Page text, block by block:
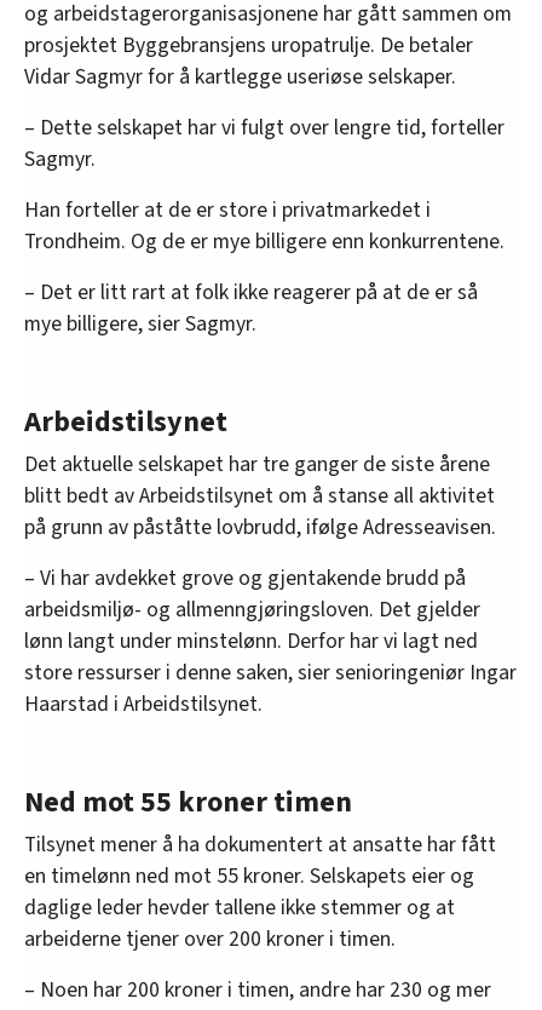
og arbeidstagerorganisasjonene har gått sammen om
prosjektet Byggebransjens uropatrulje. De betaler
Vidar Sagmyr for å kartlegge useriøse selskaper.
– Dette selskapet har vi fulgt over lengre tid, forteller
Sagmyr.
Han forteller at de er store i privatmarkedet i
Trondheim. Og de er mye billigere enn konkurrentene.
– Det er litt rart at folk ikke reagerer på at de er så
mye billigere, sier Sagmyr.
Arbeidstilsynet
Det aktuelle selskapet har tre ganger de siste årene
blitt bedt av Arbeidstilsynet om å stanse all aktivitet
på grunn av påståtte lovbrudd, ifølge Adresseavisen.
– Vi har avdekket grove og gjentakende brudd på
arbeidsmiljø- og allmenngjøringsloven. Det gjelder
lønn langt under minstelønn. Derfor har vi lagt ned
store ressurser i denne saken, sier senioringeniør Ingar
Haarstad i Arbeidstilsynet.
Ned mot 55 kroner timen
Tilsynet mener å ha dokumentert at ansatte har fått
en timelønn ned mot 55 kroner. Selskapets eier og
daglige leder hevder tallene ikke stemmer og at
arbeiderne tjener over 200 kroner i timen.
– Noen har 200 kroner i timen, andre har 230 og mer